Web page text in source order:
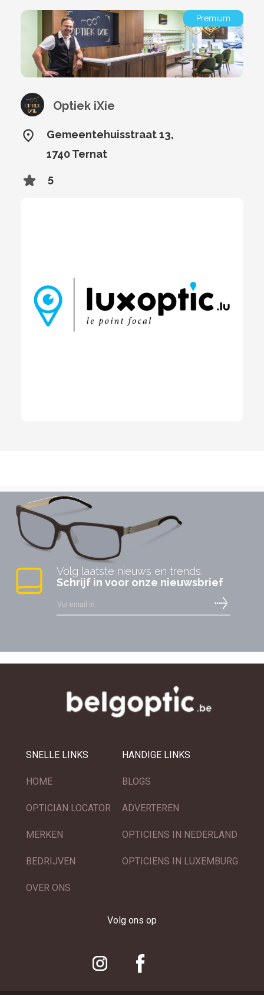
Premium
Optiek iXie
Gemeentehuisstraat 13,
1740 Ternat
5
Volg laatste nieuws en trends.
Schrijf in voor onze nieuwsbrief
SNELLE LINKS
HOME
OPTICIAN LOCATOR
MERKEN
BEDRIJVEN
OVER ONS
HANDIGE LINKS
BLOGS
ADVERTEREN
OPTICIENS IN NEDERLAND
OPTICIENS IN LUXEMBURG
Volg ons op